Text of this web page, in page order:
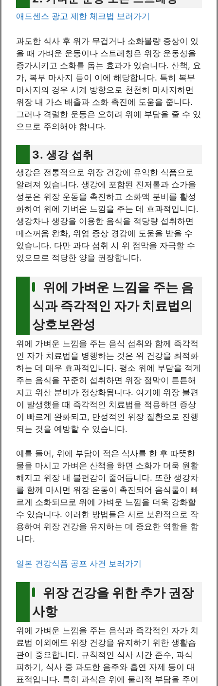
애드센스 광고 제한 체크법 보러가기
과도한 식사 후 위가 무겁거나 소화불량 증상이 있
을 때 가벼운 운동이나 스트레칭은 위장 운동성을
증가시키고 소화를 돕는 효과가 있습니다. 산책, 요
가, 복부 마사지 등이 이에 해당합니다. 특히 복부
마사지의 경우 시계 방향으로 천천히 마사지하면
위장 내 가스 배출과 소화 촉진에 도움을 줍니다.
그러나 격렬한 운동은 오히려 위에 부담을 줄 수 있
으므로 주의해야 합니다.
3. 생강 섭취
생강은 전통적으로 위장 건강에 유익한 식품으로
알려져 있습니다. 생강에 포함된 진저롤과 쇼가올
성분은 위장 운동을 촉진하고 소화액 분비를 활성
화하여 위에 가벼운 느낌을 주는 데 효과적입니다.
생강차나 생강을 이용한 음식을 적당량 섭취하면
메스꺼움 완화, 위염 증상 경감에 도움을 받을 수
있습니다. 다만 과다 섭취 시 위 점막을 자극할 수
있으므로 적당한 양을 권장합니다.
위에 가벼운 느낌을 주는 음
식과 즉각적인 자가 치료법의
상호보완성
위에 가벼운 느낌을 주는 음식 섭취와 함께 즉각적
인 자가 치료법을 병행하는 것은 위 건강을 최적화
하는 데 매우 효과적입니다. 평소 위에 부담을 적게
주는 음식을 꾸준히 섭취하면 위장 점막이 튼튼해
지고 위산 분비가 정상화됩니다. 여기에 위장 불편
이 발생했을 때 즉각적인 치료법을 적용하면 증상
이 빠르게 완화되고, 만성적인 위장 질환으로 진행
되는 것을 예방할 수 있습니다.
예를 들어, 위에 부담이 적은 식사를 한 후 따뜻한
물을 마시고 가벼운 산책을 하면 소화가 더욱 원활
해지고 위장 내 불편감이 줄어듭니다. 또한 생강차
를 함께 마시면 위장 운동이 촉진되어 음식물이 빠
르게 소화되므로 위에 가벼운 느낌을 더욱 강화할
수 있습니다. 이러한 방법들은 서로 보완적으로 작
용하여 위장 건강을 유지하는 데 중요한 역할을 합
니다.
일본 건강식품 공포 사건 보러가기
위장 건강을 위한 추가 권장
사항
위에 가벼운 느낌을 주는 음식과 즉각적인 자가 치
료법 이외에도 위장 건강을 유지하기 위한 생활습
관이 중요합니다. 규칙적인 식사 시간 준수, 과식
피하기, 식사 중 과도한 음주와 흡연 자제 등이 대
표적입니다. 특히 과식은 위에 물리적 부담을 주어